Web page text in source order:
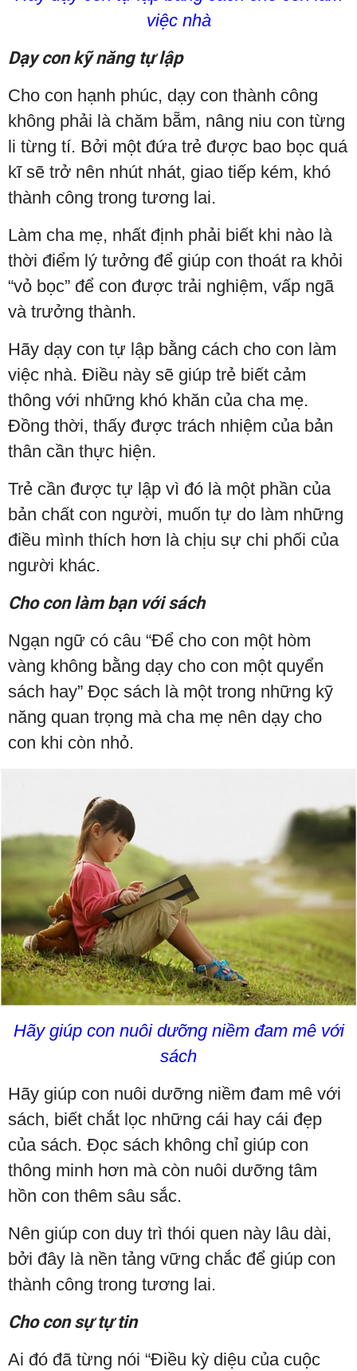
việc nhà
Dạy con kỹ năng tự lập
Cho con hạnh phúc, dạy con thành công
không phải là chăm bẵm, nâng niu con từng
li từng tí. Bởi một đứa trẻ được bao bọc quá
kĩ sẽ trở nên nhút nhát, giao tiếp kém, khó
thành công trong tương lai.
Làm cha mẹ, nhất định phải biết khi nào là
thời điểm lý tưởng để giúp con thoát ra khỏi
“vỏ bọc” để con được trải nghiệm, vấp ngã
và trưởng thành.
Hãy dạy con tự lập bằng cách cho con làm
việc nhà. Điều này sẽ giúp trẻ biết cảm
thông với những khó khăn của cha mẹ.
Đồng thời, thấy được trách nhiệm của bản
thân cần thực hiện.
Trẻ cần được tự lập vì đó là một phần của
bản chất con người, muốn tự do làm những
điều mình thích hơn là chịu sự chi phối của
người khác.
Cho con làm bạn với sách
Ngạn ngữ có câu “Để cho con một hòm
vàng không bằng dạy cho con một quyển
sách hay” Đọc sách là một trong những kỹ
năng quan trọng mà cha mẹ nên dạy cho
con khi còn nhỏ.
Hãy giúp con nuôi dưỡng niềm đam mê với
sách
Hãy giúp con nuôi dưỡng niềm đam mê với
sách, biết chắt lọc những cái hay cái đẹp
của sách. Đọc sách không chỉ giúp con
thông minh hơn mà còn nuôi dưỡng tâm
hồn con thêm sâu sắc.
Nên giúp con duy trì thói quen này lâu dài,
bởi đây là nền tảng vững chắc để giúp con
thành công trong tương lai.
Cho con sự tự tin
Ai đó đã từng nói “Điều kỳ diệu của cuộc